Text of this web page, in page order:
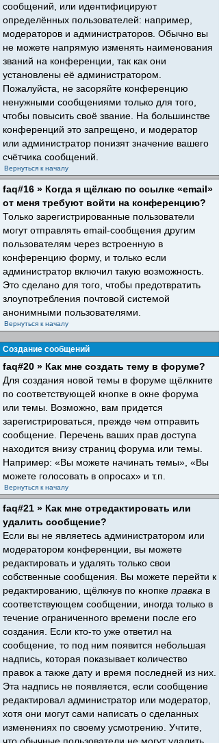
сообщений, или идентифицируют
определённых пользователей: например,
модераторов и администраторов. Обычно вы
не можете напрямую изменять наименования
званий на конференции, так как они
установлены её администратором.
Пожалуйста, не засоряйте конференцию
ненужными сообщениями только для того,
чтобы повысить своё звание. На большинстве
конференций это запрещено, и модератор
или администратор понизят значение вашего
счётчика сообщений.
Вернуться к началу
faq#16 » Когда я щёлкаю по ссылке «email»
от меня требуют войти на конференцию?
Только зарегистрированные пользователи
могут отправлять email-сообщения другим
пользователям через встроенную в
конференцию форму, и только если
администратор включил такую возможность.
Это сделано для того, чтобы предотвратить
злоупотребления почтовой системой
анонимными пользователями.
Вернуться к началу
Создание сообщений
faq#20 » Как мне создать тему в форуме?
Для создания новой темы в форуме щёлкните
по соответствующей кнопке в окне форума
или темы. Возможно, вам придется
зарегистрироваться, прежде чем отправить
сообщение. Перечень ваших прав доступа
находится внизу страниц форума или темы.
Например: «Вы можете начинать темы», «Вы
можете голосовать в опросах» и т.п.
Вернуться к началу
faq#21 » Как мне отредактировать или
удалить сообщение?
Если вы не являетесь администратором или
модератором конференции, вы можете
редактировать и удалять только свои
собственные сообщения. Вы можете перейти к
редактированию, щёлкнув по кнопке правка в
соответствующем сообщении, иногда только в
течение ограниченного времени после его
создания. Если кто-то уже ответил на
сообщение, то под ним появится небольшая
надпись, которая показывает количество
правок а также дату и время последней из них.
Эта надпись не появляется, если сообщение
редактировал администратор или модератор,
хотя они могут сами написать о сделанных
изменениях по своему усмотрению. Учтите,